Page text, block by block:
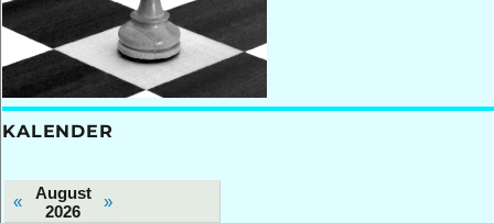
KALENDER
«
August
2026
»